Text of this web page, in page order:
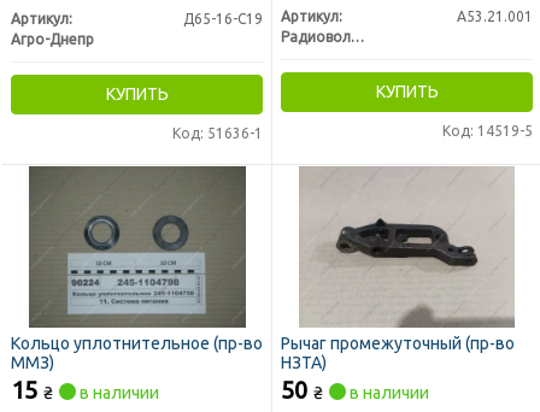
Артикул:
Д65-16-С19
Агро-Днепр
КУПИТЬ
Код: 51636-1
Артикул:
А53.21.001
Радиоволна ГРУПП, г. Гродно
КУПИТЬ
Код: 14519-5
Кольцо уплотнительное (пр-во
ММЗ)
15 ₴ в наличии
Рычаг промежуточный (пр-во
НЗТА)
50 ₴ в наличии